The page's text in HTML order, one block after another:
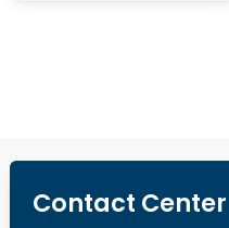
Contact Center